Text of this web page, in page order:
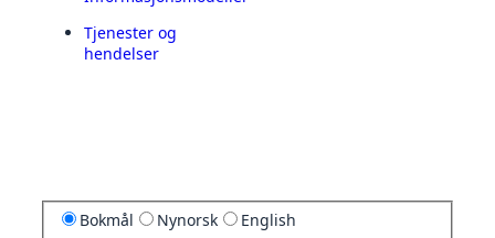
Tjenester og
hendelser
Bokmål Nynorsk English